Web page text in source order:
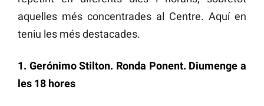
aquelles més concentrades al Centre. Aquí en
teniu les més destacades.
1. Gerónimo Stilton. Ronda Ponent. Diumenge a
les 18 hores